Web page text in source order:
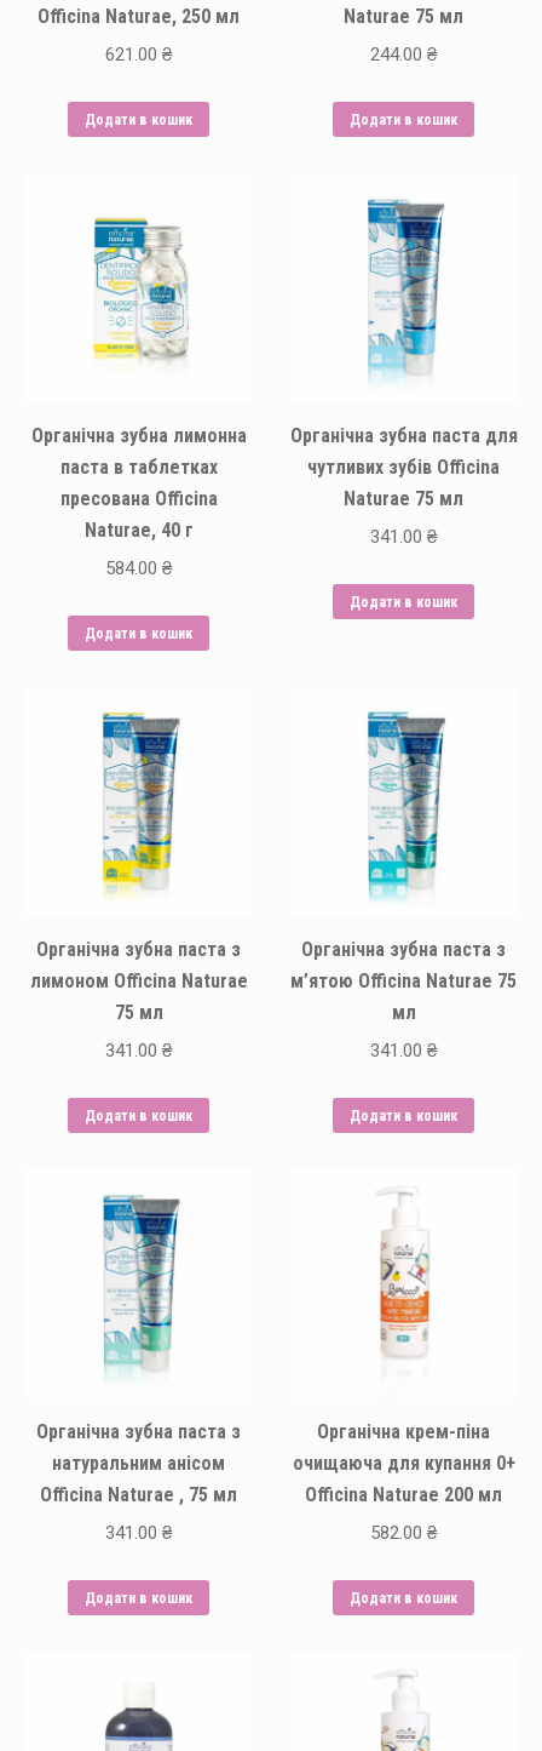
Officina Naturae, 250 мл
621.00 ₴
Додати в кошик
Naturae 75 мл
244.00 ₴
Додати в кошик
Органічна зубна лимонна
паста в таблетках
пресована Officina
Naturae, 40 г
584.00 ₴
Додати в кошик
Органічна зубна паста для
чутливих зубів Officina
Naturae 75 мл
341.00 ₴
Додати в кошик
Органічна зубна паста з
лимоном Officina Naturae
75 мл
341.00 ₴
Додати в кошик
Органічна зубна паста з
м’ятою Officina Naturae 75
мл
341.00 ₴
Додати в кошик
Органічна зубна паста з
натуральним анісом
Officina Naturae , 75 мл
341.00 ₴
Додати в кошик
Органічна крем-піна
очищаюча для купання 0+
Officina Naturae 200 мл
582.00 ₴
Додати в кошик